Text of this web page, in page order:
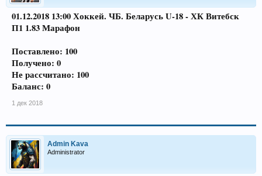
01.12.2018 13:00 Хоккей. ЧБ. Беларусь U-18 - ХК Витебск
П1 1.83 Марафон
Поставлено: 100
Получено: 0
Не рассчитано: 100
Баланс: 0
1 дек 2018
Admin Kava
Administrator